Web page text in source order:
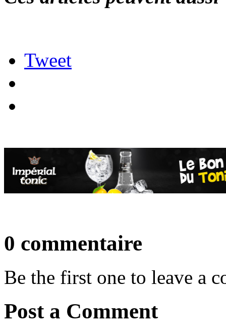
Tweet
0 commentaire
Be the first one to leave a
Post a Comment